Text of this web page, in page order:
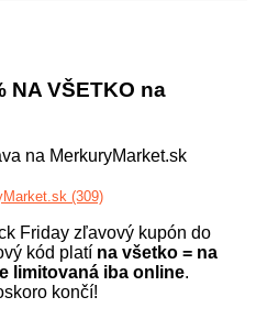
NA VŠETKO na
(309)
Friday zľavový kupón do
kód platí na všetko = na
limitovaná iba online.
končí!